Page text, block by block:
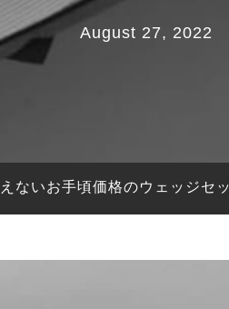
August 27, 2022
ないお手頃価格のウェッジセ